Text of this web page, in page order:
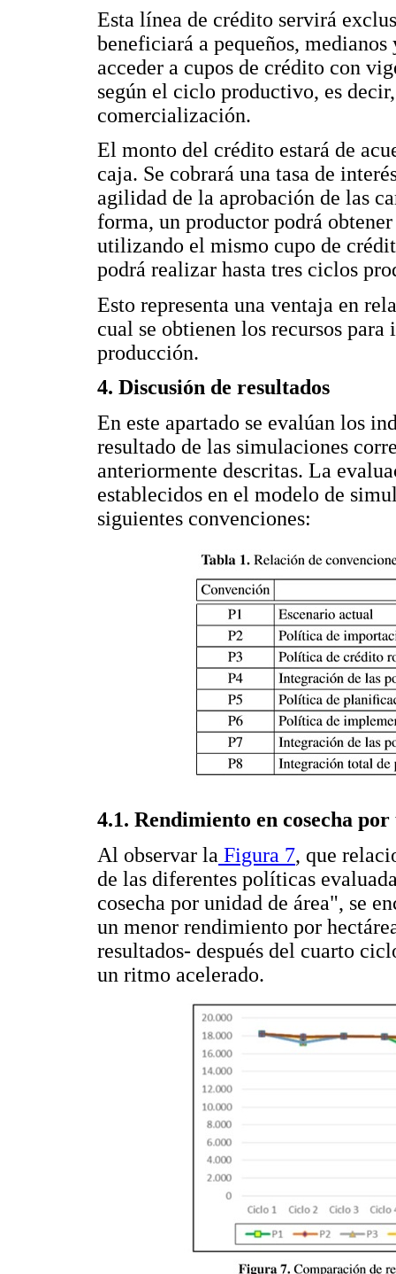
Esta línea de crédito servirá
beneficiará a pequeños,
acceder a cupos de crédito con
según el ciclo productivo, es
comercialización.
El monto del crédito estará de
caja. Se cobrará una tasa de
agilidad de la aprobación de las
forma, un productor podrá
utilizando el mismo cupo de
podrá realizar hasta tres ciclos
Esto representa una ventaja en
cual se obtienen los recursos
producción.
4. Discusión de resultados
En este apartado se evalúan los
resultado de las simulaciones
anteriormente descritas. La
establecidos en el modelo de
siguientes convenciones:
4.1. Rendimiento en cosecha
Al observar la Figura 7, que
de las diferentes políticas
cosecha por unidad de área", se
un menor rendimiento por
resultados- después del cuarto
un ritmo acelerado.